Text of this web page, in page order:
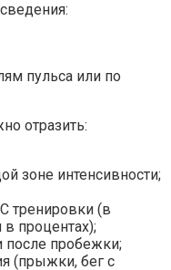
пульса или по
отразить:
зоне интенсивности;
тренировки (в
процентах);
после пробежки;
(прыжки, бег с